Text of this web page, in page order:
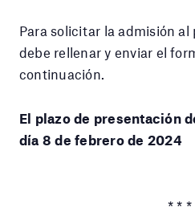
Para solicitar la admisión al
debe rellenar y enviar el
continuación.
El plazo de presentación
día 8 de febrero de 2024
* * *